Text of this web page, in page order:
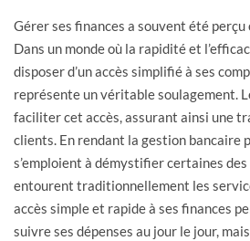
Gérer ses finances a souvent été perçu
Dans un monde où la rapidité et
disposer d’un accès simplifié à ses
représente un véritable soulagement.
faciliter cet accès, assurant ainsi une
clients. En rendant la gestion bancaire
s’emploient à démystifier certaines
entourent traditionnellement les
accès simple et rapide à ses finances
suivre ses dépenses au jour le jour,